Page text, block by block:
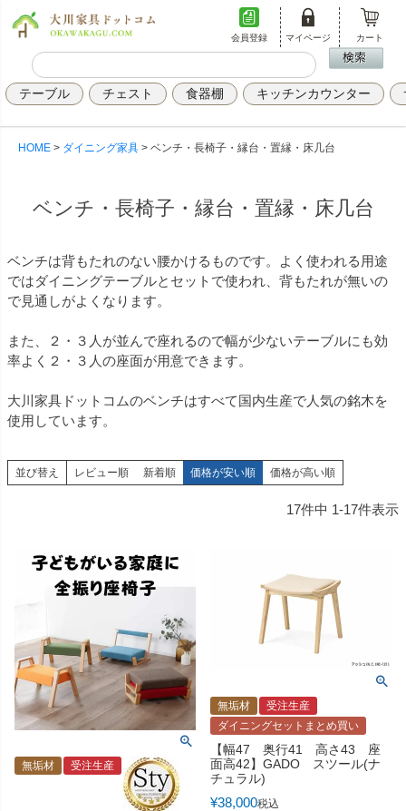
会員登録 マイページ カート
テーブル チェスト 食器棚 キッチンカウンター
HOME ダイニング家具 ベンチ・長椅子・縁台・置縁・床几台
ベンチ・長椅子・縁台・置縁・床几台
ベンチは背もたれのない腰かけるものです。よく使われる用途
ではダイニングテーブルとセットで使われ、背もたれが無いの
で見通しがよくなります。
また、２・３人が並んで座れるので幅が少ないテーブルにも効
率よく２・３人の座面が用意できます。
大川家具ドットコムのベンチはすべて国内生産で人気の銘木を
使用しています。
並び替え レビュー順 新着順 価格が安い順 価格が高い順
17件中 1-17件表示
無垢材 受注生産
無垢材
受注生産
ダイニングセットまとめ買い
【幅47 奥行41 高さ43 座
面高42】GADO スツール(ナ
チュラル)
¥38,000税込